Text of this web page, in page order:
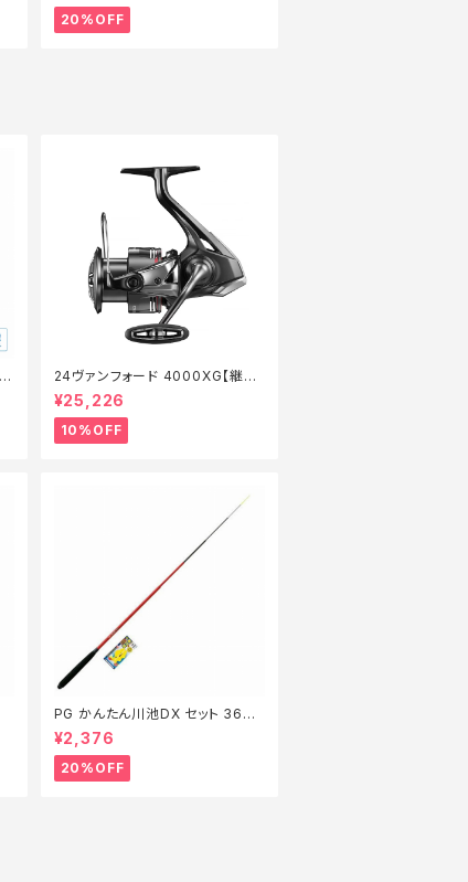
20%OFF
24ヴァンフォード 4000XG【継続
セール_リール】【10】
¥25,226
10%OFF
PG かんたん川池DX セット 360
【特価セット】【20】
¥2,376
20%OFF